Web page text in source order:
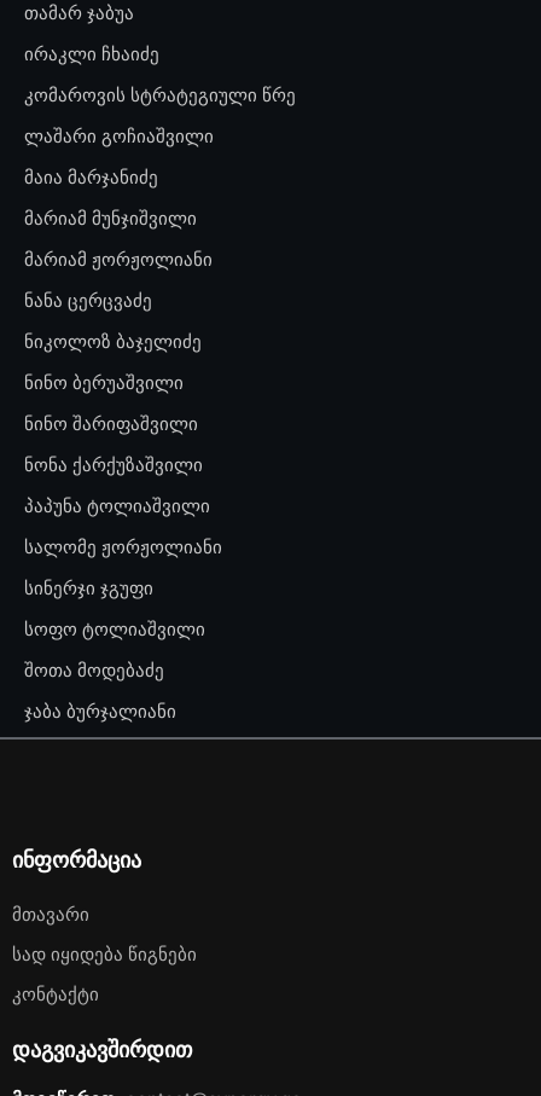
თამარ ჯაბუა
ირაკლი ჩხაიძე
კომაროვის სტრატეგიული წრე
ლაშარი გოჩიაშვილი
მაია მარჯანიძე
მარიამ მუნჯიშვილი
მარიამ ჟორჟოლიანი
ნანა ცერცვაძე
ნიკოლოზ ბაჯელიძე
ნინო ბერუაშვილი
ნინო შარიფაშვილი
ნონა ქარქუზაშვილი
პაპუნა ტოლიაშვილი
სალომე ჟორჟოლიანი
სინერჯი ჯგუფი
სოფო ტოლიაშვილი
შოთა მოდებაძე
ჯაბა ბურჯალიანი
ინფორმაცია
Მთავარი
Სად Იყიდება Წიგნები
Კონტაქტი
დაგვიკავშირდით